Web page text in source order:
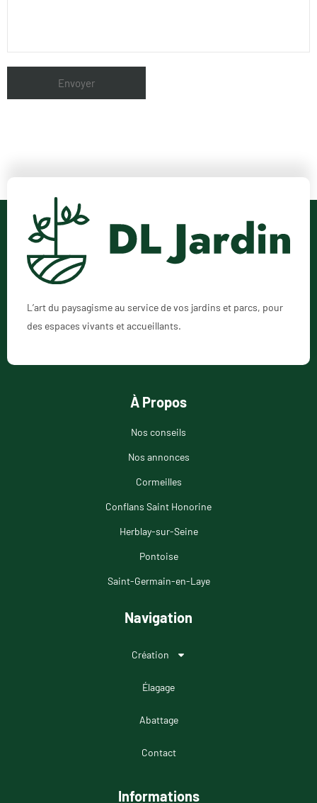
L’art du paysagisme au service de vos jardins et parcs, pour
des espaces vivants et accueillants.
À Propos
Nos conseils
Nos annonces
Cormeilles
Conflans Saint Honorine
Herblay-sur-Seine
Pontoise
Saint-Germain-en-Laye
Navigation
Création
Élagage
Abattage
Contact
Informations